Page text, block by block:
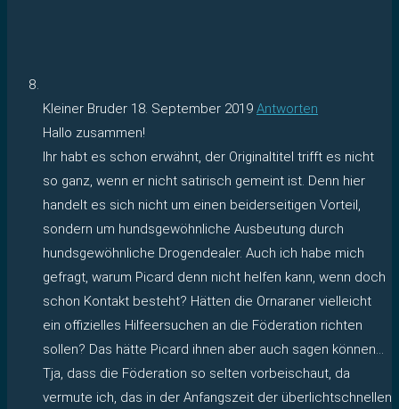
Kleiner Bruder 18. September 2019 Antworten
Hallo zusammen!
Ihr habt es schon erwähnt, der Originaltitel trifft es nicht
so ganz, wenn er nicht satirisch gemeint ist. Denn hier
handelt es sich nicht um einen beiderseitigen Vorteil,
sondern um hundsgewöhnliche Ausbeutung durch
hundsgewöhnliche Drogendealer. Auch ich habe mich
gefragt, warum Picard denn nicht helfen kann, wenn doch
schon Kontakt besteht? Hätten die Ornaraner vielleicht
ein offizielles Hilfeersuchen an die Föderation richten
sollen? Das hätte Picard ihnen aber auch sagen können…
Tja, dass die Föderation so selten vorbeischaut, da
vermute ich, das in der Anfangszeit der überlichtschnellen